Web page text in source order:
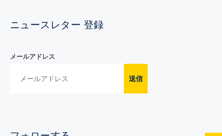
ニュースレター 登録
メールアドレス
送信